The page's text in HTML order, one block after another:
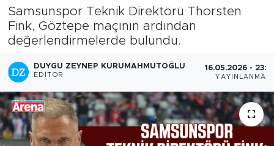
Samsunspor Teknik Direktörü Thorsten
Fink, Göztepe maçının ardından
değerlendirmelerde bulundu.
DUYGU ZEYNEP KURUMAHMUTOĞLU
EDITÖR
16.05.2026 -
YAYINLANMA